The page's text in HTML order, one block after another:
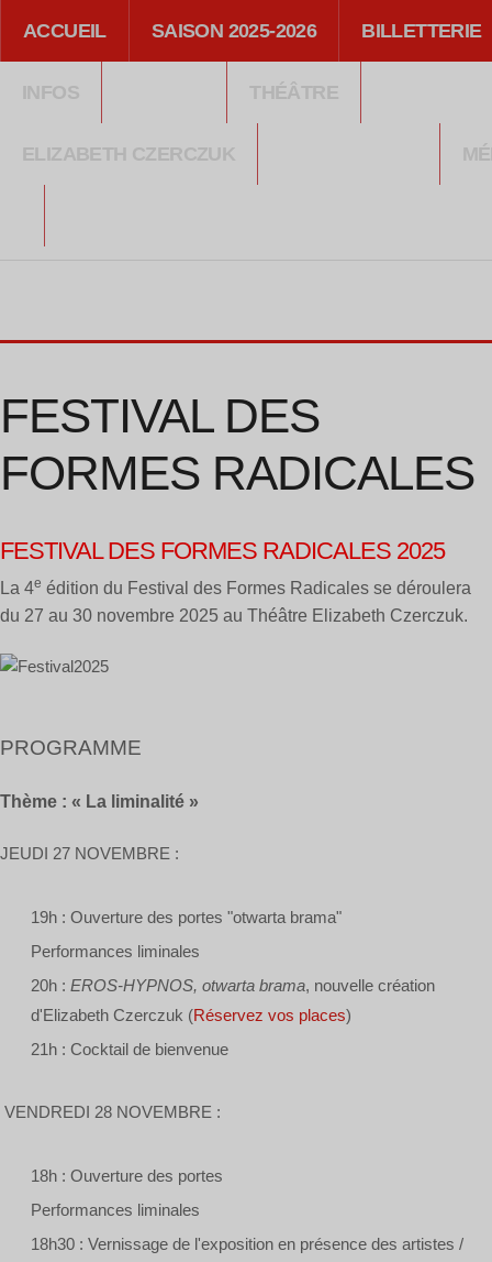
ACCUEIL SAISON 2025-2026 BILLETTERIE
INFOS THÉÂTRE
ELIZABETH CZERCZUK
FESTIVAL DES
FORMES RADICALES
FESTIVAL DES FORMES RADICALES 2025
La 4e édition du Festival des Formes Radicales se déroulera
du 27 au 30 novembre 2025 au Théâtre Elizabeth Czerczuk.
PROGRAMME
Thème : « La liminalité »
JEUDI 27 NOVEMBRE :
19h : Ouverture des portes "otwarta brama"
Performances liminales
20h : EROS-HYPNOS, otwarta brama, nouvelle création
d'Elizabeth Czerczuk (Réservez vos places)
21h : Cocktail de bienvenue
VENDREDI 28 NOVEMBRE :
18h : Ouverture des portes
Performances liminales
18h30 : Vernissage de l'exposition en présence des artistes /